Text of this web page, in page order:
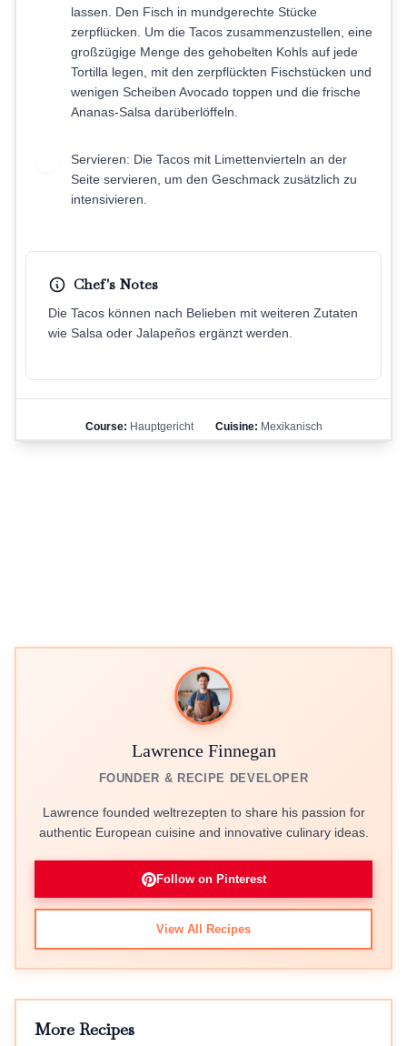
lassen. Den Fisch in mundgerechte Stücke
zerpflücken. Um die Tacos zusammenzustellen, eine
großzügige Menge des gehobelten Kohls auf jede
Tortilla legen, mit den zerpflückten Fischstücken und
wenigen Scheiben Avocado toppen und die frische
Ananas-Salsa darüberlöffeln.
Servieren: Die Tacos mit Limettenvierteln an der
Seite servieren, um den Geschmack zusätzlich zu
intensivieren.
Chef's Notes
Die Tacos können nach Belieben mit weiteren Zutaten
wie Salsa oder Jalapeños ergänzt werden.
Course: Hauptgericht Cuisine: Mexikanisch
Lawrence Finnegan
FOUNDER & RECIPE DEVELOPER
Lawrence founded weltrezepten to share his passion for
authentic European cuisine and innovative culinary ideas.
Follow on Pinterest
View All Recipes
More Recipes